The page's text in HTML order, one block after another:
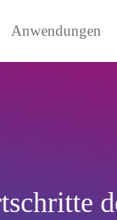
Anwendungen